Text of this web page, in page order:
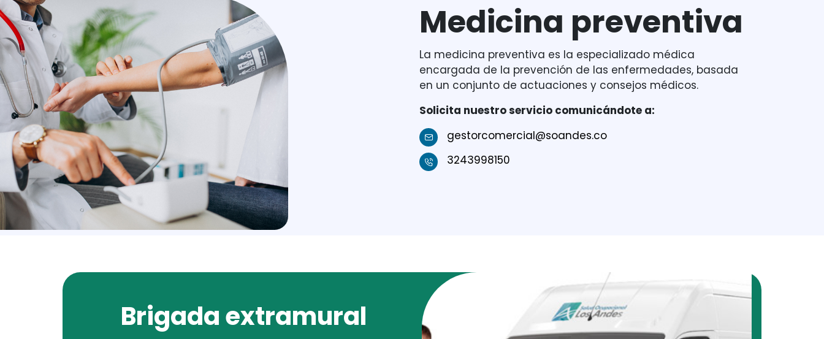
Medicina preventiva
La medicina preventiva es la especializado médica
encargada de la prevención de las enfermedades, basada
en un conjunto de actuaciones y consejos médicos.
Solicita nuestro servicio comunicándote a:
gestorcomercial@soandes.co
3243998150
Brigada extramural